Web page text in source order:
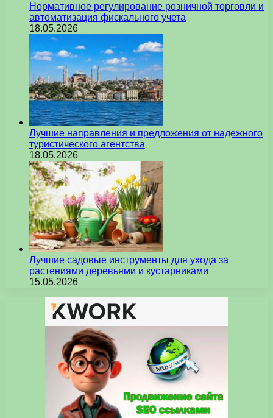
Нормативное регулирование розничной торговли и
автоматизация фискального учета
18.05.2026
Лучшие направления и предложения от надежного
туристического агентства
18.05.2026
Лучшие садовые инструменты для ухода за
растениями деревьями и кустарниками
15.05.2026